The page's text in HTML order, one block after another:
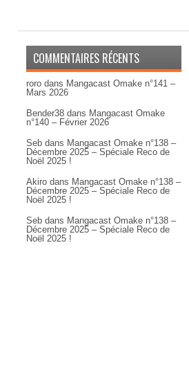
COMMENTAIRES RÉCENTS
roro dans Mangacast Omake n°141 –
Mars 2026
Bender38 dans Mangacast Omake
n°140 – Février 2026
Seb dans Mangacast Omake n°138 –
Décembre 2025 – Spéciale Reco de
Noël 2025 !
Akiro dans Mangacast Omake n°138 –
Décembre 2025 – Spéciale Reco de
Noël 2025 !
Seb dans Mangacast Omake n°138 –
Décembre 2025 – Spéciale Reco de
Noël 2025 !